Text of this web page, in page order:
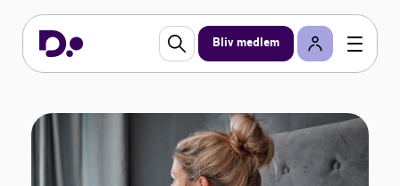
Bliv medlem